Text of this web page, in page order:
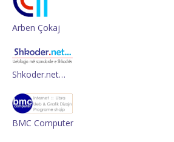
Arben Çokaj
Shkoder.net…
BMC Computer